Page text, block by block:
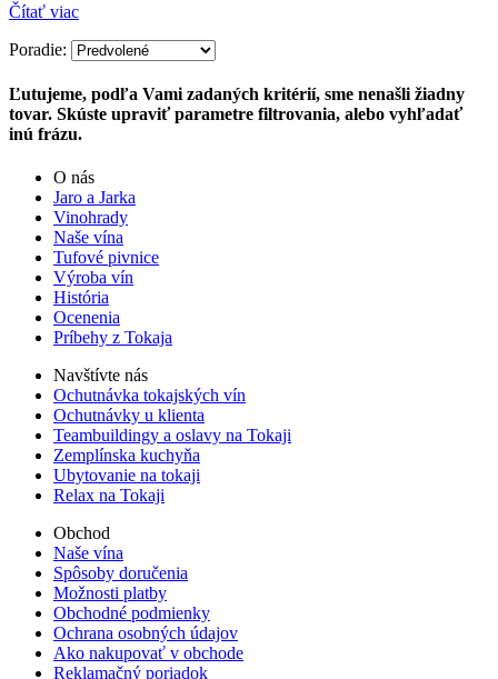
Firma Ostrožovič je najstaršou privátnou firmou na
slovenskom Tokaji.
priniesli na slovenský trh sólo spracované vína z tokajských odrôd
Furmint, Lipovina a Muškát žltý reduktívnou technológiou. Hrozno
spracúvame najmodernejšími technológiami, vrátane riadenej
Čítať viac
Poradie:
Ľutujeme, podľa Vami zadaných kritérií, sme nenašli žiadny
tovar. Skúste upraviť parametre filtrovania, alebo vyhľadať
inú frázu.
O nás
Jaro a Jarka
Vinohrady
Naše vína
Tufové pivnice
Výroba vín
História
Ocenenia
Príbehy z Tokaja
Navštívte nás
Ochutnávka tokajských vín
Ochutnávky u klienta
Teambuildingy a oslavy na Tokaji
Zemplínska kuchyňa
Ubytovanie na tokaji
Relax na Tokaji
Obchod
Naše vína
Spôsoby doručenia
Možnosti platby
Obchodné podmienky
Ochrana osobných údajov
Ako nakupovať v obchode
Reklamačný poriadok